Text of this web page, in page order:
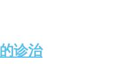
诊治